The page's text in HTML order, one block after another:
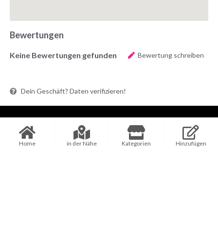
Bewertungen
Keine Bewertungen gefunden Bewertung schreiben
Dein Geschäft? Daten verifizieren!
Services
BUMAS Händler Innen
Hundeschule
Home in der Nähe Kategorien Hinzufügen